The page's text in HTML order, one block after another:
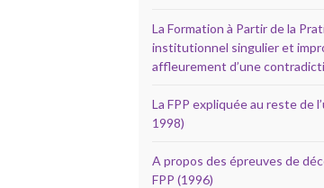
La Formation à Partir de la
institutionnel singulier et
affleurement d’une
La FPP expliquée au reste de
1998)
A propos des épreuves de
FPP (1996)